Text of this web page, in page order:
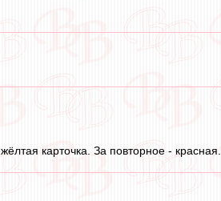
карточка. За повторное - красная.